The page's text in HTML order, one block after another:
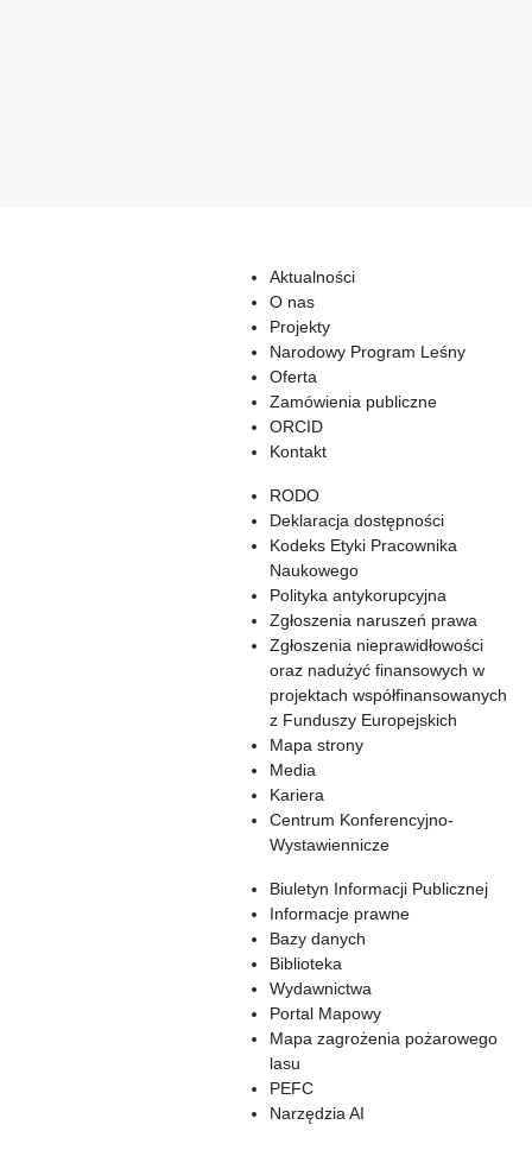
Aktualności
O nas
Projekty
Narodowy Program Leśny
Oferta
Zamówienia publiczne
ORCID
Kontakt
RODO
Deklaracja dostępności
Kodeks Etyki Pracownika
Naukowego
Polityka antykorupcyjna
Zgłoszenia naruszeń prawa
Zgłoszenia nieprawidłowości
oraz nadużyć finansowych w
projektach współfinansowanych
z Funduszy Europejskich
Mapa strony
Media
Kariera
Centrum Konferencyjno-
Wystawiennicze
Biuletyn Informacji Publicznej
Informacje prawne
Bazy danych
Biblioteka
Wydawnictwa
Portal Mapowy
Mapa zagrożenia pożarowego
lasu
PEFC
Narzędzia AI